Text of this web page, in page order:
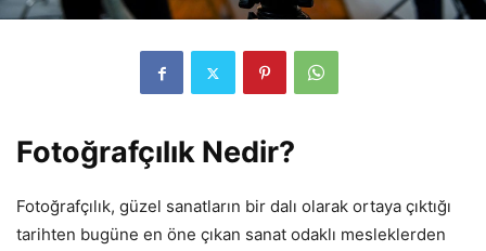
Fotoğrafçılık Nedir?
Fotoğrafçılık, güzel sanatların bir dalı olarak ortaya çıktığı
tarihten bugüne en öne çıkan sanat odaklı mesleklerden